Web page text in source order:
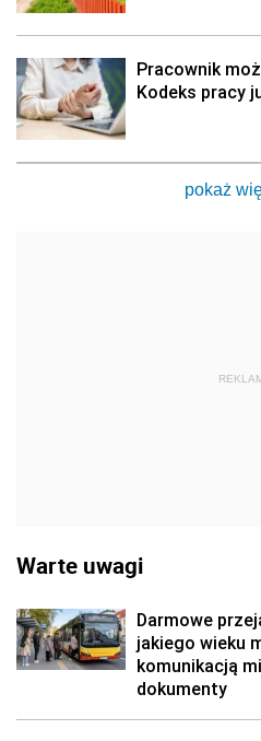
Pracownik
Kodeks pracy
pokaż
Warte uwagi
Darmowe
jakiego wieku
komunikacją
dokumenty